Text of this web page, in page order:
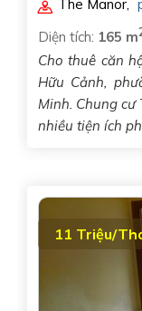
The Manor,
Diện tích: 165 m
Cho thuê căn
Hữu Cảnh,
Minh. Chung cư
nhiều tiện ích
11 Triệu/